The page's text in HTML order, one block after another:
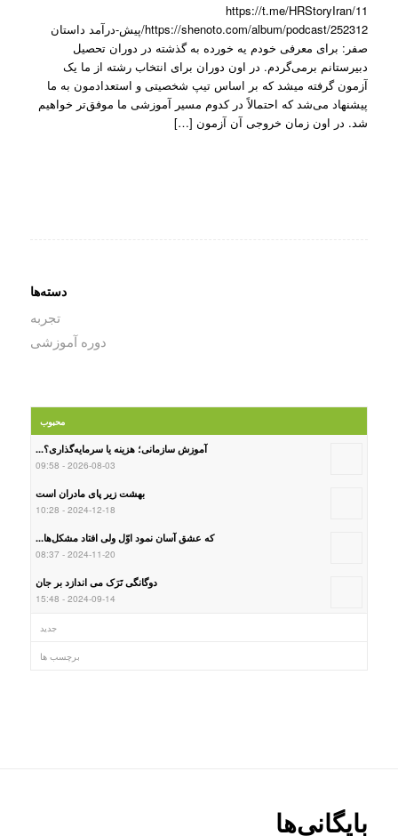
https://t.me/HRStoryIran/11
https://shenoto.com/album/podcast/252312/پیش-درآمد داستان
صفر: برای معرفی خودم یه خورده به گذشته در دوران تحصیل
دبیرستانم برمی‌گردم. در اون دوران برای انتخاب رشته از ما یک
آزمون گرفته میشد که بر اساس تیپ شخصیتی و استعدادمون به ما
پیشنهاد می‌شد که احتمالاً در کدوم مسیر آموزشی ما موفق‌تر خواهیم
شد. در اون زمان خروجی آن آزمون […]
دسته‌ها
تجربه
دوره آموزشی
محبوب
آموزش سازمانی؛ هزینه یا سرمایه‌گذاری؟...
2026-08-03 - 09:58
بهشت زیر پای مادران است
2024-12-18 - 10:28
که عشق آسان نمود اوّل ولی افتاد مشکل‌ها...
2024-11-20 - 08:37
دوگانگی تَرَک می اندازد بر جان
2024-09-14 - 15:48
جدید
برچسب ها
بایگانی‌ها